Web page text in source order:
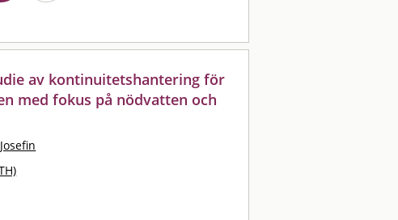
av kontinuitetshantering för
med fokus på nödvatten och